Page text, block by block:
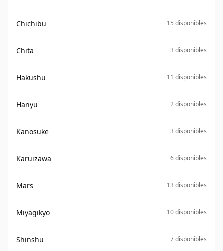
Chichibu 15 disponibles
Chita 3 disponibles
Hakushu 11 disponibles
Hanyu 2 disponibles
Kanosuke 3 disponibles
Karuizawa 6 disponibles
Mars 13 disponibles
Miyagikyo 10 disponibles
Shinshu 7 disponibles